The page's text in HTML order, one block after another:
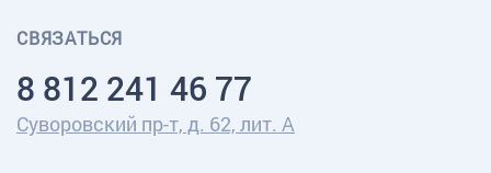
СВЯЗАТЬСЯ
8 812 241 46 77
Суворовский пр-т, д. 62, лит. А